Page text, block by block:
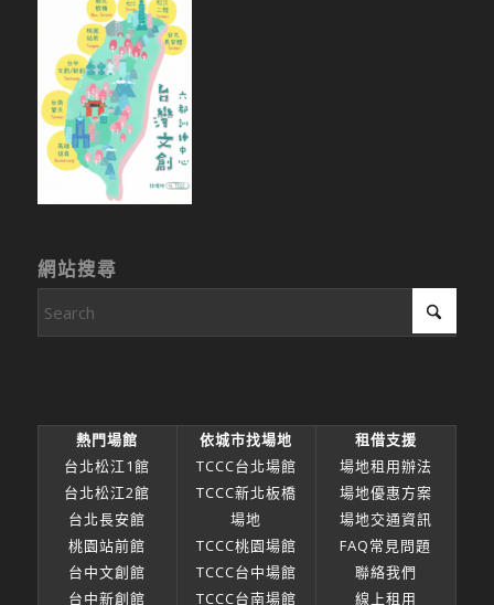
網站搜尋
熱門場館
台北松江1館
台北松江2館
台北長安館
桃園站前館
台中文創館
台中新創館
依城市找場地
TCCC台北場館
TCCC新北板橋
場地
TCCC桃園場館
TCCC台中場館
TCCC台南場館
租借支援
場地租用辦法
場地優惠方案
場地交通資訊
FAQ常見問題
聯絡我們
線上租用